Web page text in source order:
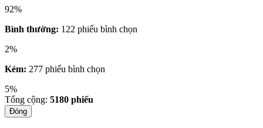
92%
Bình thường: 122 phiếu bình chọn
2%
Kém: 277 phiếu bình chọn
5%
Tổng cộng: 5180 phiếu
Đóng